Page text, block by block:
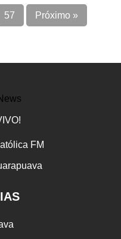
57 Próximo »
FM